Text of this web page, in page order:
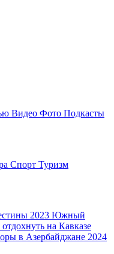
Видео Фото Подкасты
Спорт Туризм
2023 Южный
отдохнуть на Кавказе
в Азербайджане 2024